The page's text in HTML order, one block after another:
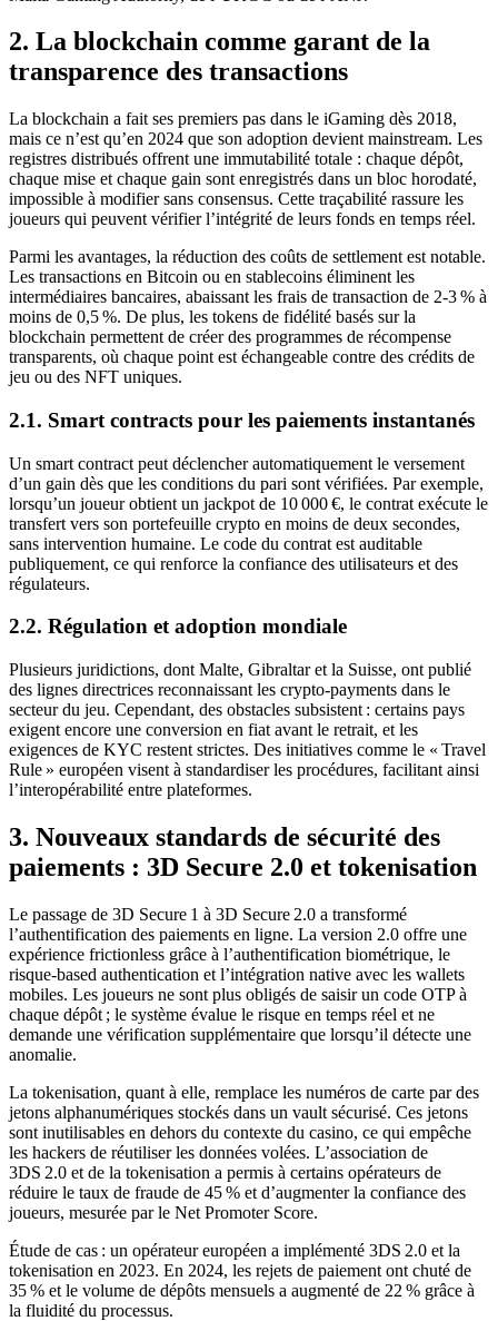
2. La blockchain comme garant de la
transparence des transactions
La blockchain a fait ses premiers pas dans le iGaming dès 2018,
mais ce n’est qu’en 2024 que son adoption devient mainstream. Les
registres distribués offrent une immutabilité totale : chaque dépôt,
chaque mise et chaque gain sont enregistrés dans un bloc horodaté,
impossible à modifier sans consensus. Cette traçabilité rassure les
joueurs qui peuvent vérifier l’intégrité de leurs fonds en temps réel.
Parmi les avantages, la réduction des coûts de settlement est notable.
Les transactions en Bitcoin ou en stablecoins éliminent les
intermédiaires bancaires, abaissant les frais de transaction de 2‑3 % à
moins de 0,5 %. De plus, les tokens de fidélité basés sur la
blockchain permettent de créer des programmes de récompense
transparents, où chaque point est échangeable contre des crédits de
jeu ou des NFT uniques.
2.1. Smart contracts pour les paiements instantanés
Un smart contract peut déclencher automatiquement le versement
d’un gain dès que les conditions du pari sont vérifiées. Par exemple,
lorsqu’un joueur obtient un jackpot de 10 000 €, le contrat exécute le
transfert vers son portefeuille crypto en moins de deux secondes,
sans intervention humaine. Le code du contrat est auditable
publiquement, ce qui renforce la confiance des utilisateurs et des
régulateurs.
2.2. Régulation et adoption mondiale
Plusieurs juridictions, dont Malte, Gibraltar et la Suisse, ont publié
des lignes directrices reconnaissant les crypto‑payments dans le
secteur du jeu. Cependant, des obstacles subsistent : certains pays
exigent encore une conversion en fiat avant le retrait, et les
exigences de KYC restent strictes. Des initiatives comme le « Travel
Rule » européen visent à standardiser les procédures, facilitant ainsi
l’interopérabilité entre plateformes.
3. Nouveaux standards de sécurité des
paiements : 3D Secure 2.0 et tokenisation
Le passage de 3D Secure 1 à 3D Secure 2.0 a transformé
l’authentification des paiements en ligne. La version 2.0 offre une
expérience frictionless grâce à l’authentification biométrique, le
risque‑based authentication et l’intégration native avec les wallets
mobiles. Les joueurs ne sont plus obligés de saisir un code OTP à
chaque dépôt ; le système évalue le risque en temps réel et ne
demande une vérification supplémentaire que lorsqu’il détecte une
anomalie.
La tokenisation, quant à elle, remplace les numéros de carte par des
jetons alphanumériques stockés dans un vault sécurisé. Ces jetons
sont inutilisables en dehors du contexte du casino, ce qui empêche
les hackers de réutiliser les données volées. L’association de
3DS 2.0 et de la tokenisation a permis à certains opérateurs de
réduire le taux de fraude de 45 % et d’augmenter la confiance des
joueurs, mesurée par le Net Promoter Score.
Étude de cas : un opérateur européen a implémenté 3DS 2.0 et la
tokenisation en 2023. En 2024, les rejets de paiement ont chuté de
35 % et le volume de dépôts mensuels a augmenté de 22 % grâce à
la fluidité du processus.